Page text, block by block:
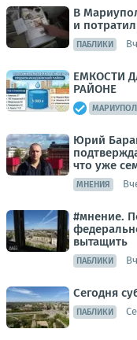
В
и
ПАБЛИКИ
ЕМКОСТИ
РАЙОНЕ
Юрий
что уже
МНЕНИЯ
#мнение.
вытащить
ПАБЛИКИ
Сегодня
ПАБЛИКИ